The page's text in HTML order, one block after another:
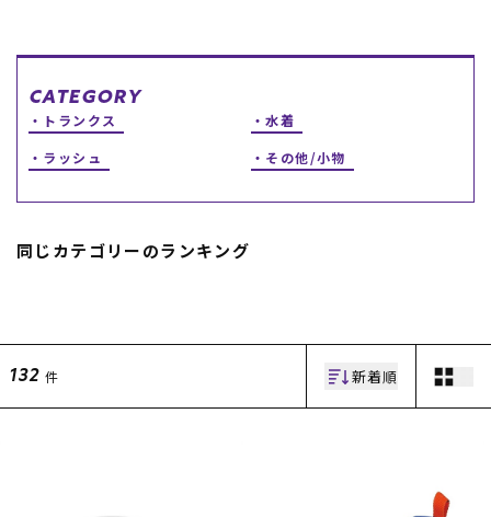
CATEGORY
ファッションTOP
スノーTOP
CATEGORY
トランクス
水着
ラッシュ
その他/小物
同じカテゴリーのランキング
132 件 新着順